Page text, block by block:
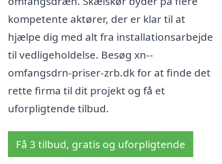
kompetente aktører, der er klar til at
hjælpe dig med alt fra installationsarbejde
til vedligeholdelse. Besøg xn--
omfangsdrn-priser-zrb.dk for at finde det
rette firma til dit projekt og få et
uforpligtende tilbud.
Få 3 tilbud, gratis og uforpligtende